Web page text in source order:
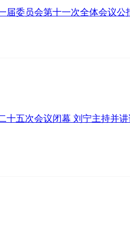
届委员会第十一次全体会议公
十五次会议闭幕 刘宁主持并讲